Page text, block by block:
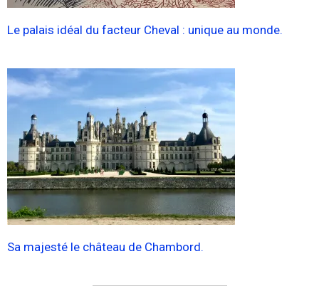
Le palais idéal du facteur Cheval : unique au monde.
Sa majesté le château de Chambord.